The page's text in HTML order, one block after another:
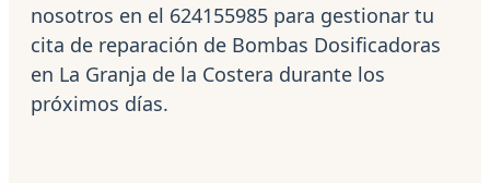
nosotros en el 624155985 para gestionar tu
cita de reparación de Bombas Dosificadoras
en La Granja de la Costera durante los
próximos días.